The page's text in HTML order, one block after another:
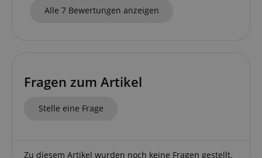
Alle 7 Bewertungen anzeigen
Fragen zum Artikel
Stelle eine Frage
Zu diesem Artikel wurden noch keine Fragen gestellt.